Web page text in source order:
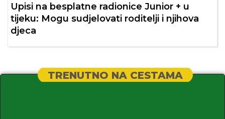
Upisi na besplatne radionice Junior + u
tijeku: Mogu sudjelovati roditelji i njihova
djeca
TRENUTNO NA CESTAMA